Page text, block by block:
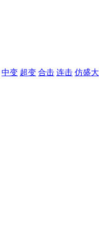
中变 超变 合击 连击 仿盛大